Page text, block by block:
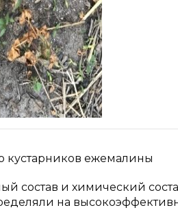
кустарников ежемалины
состав и химический
на